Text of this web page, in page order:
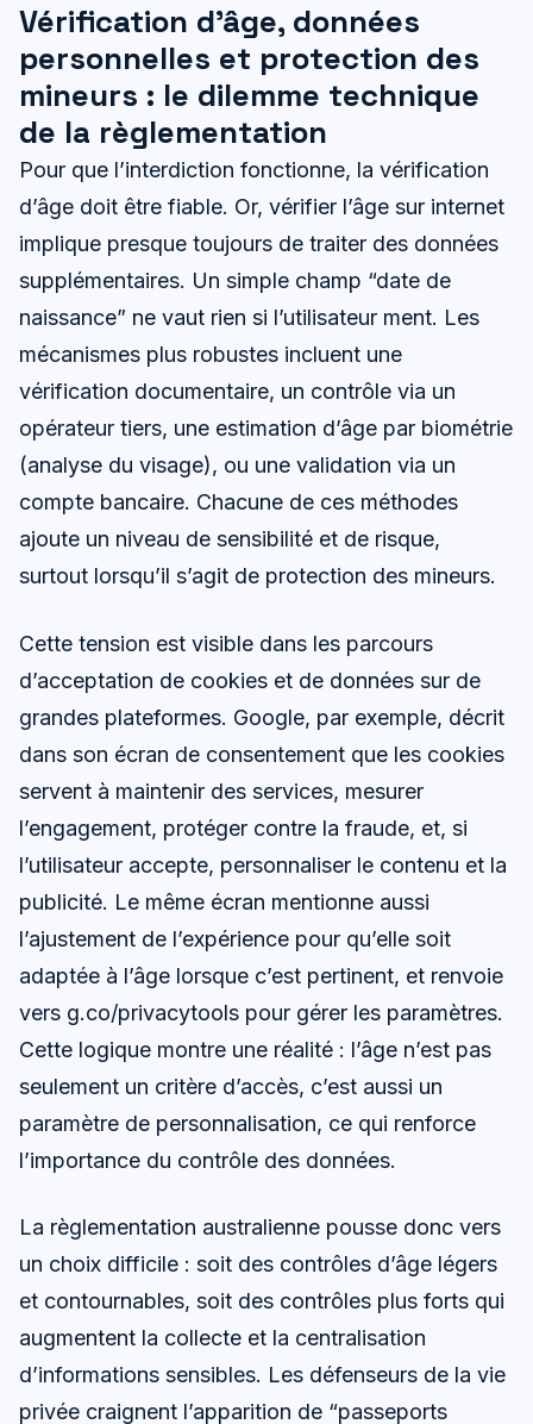
Vérification d’âge, données
personnelles et protection des
mineurs : le dilemme technique
de la règlementation
Pour que l’interdiction fonctionne, la vérification
d’âge doit être fiable. Or, vérifier l’âge sur internet
implique presque toujours de traiter des données
supplémentaires. Un simple champ “date de
naissance” ne vaut rien si l’utilisateur ment. Les
mécanismes plus robustes incluent une
vérification documentaire, un contrôle via un
opérateur tiers, une estimation d’âge par biométrie
(analyse du visage), ou une validation via un
compte bancaire. Chacune de ces méthodes
ajoute un niveau de sensibilité et de risque,
surtout lorsqu’il s’agit de protection des mineurs.
Cette tension est visible dans les parcours
d’acceptation de cookies et de données sur de
grandes plateformes. Google, par exemple, décrit
dans son écran de consentement que les cookies
servent à maintenir des services, mesurer
l’engagement, protéger contre la fraude, et, si
l’utilisateur accepte, personnaliser le contenu et la
publicité. Le même écran mentionne aussi
l’ajustement de l’expérience pour qu’elle soit
adaptée à l’âge lorsque c’est pertinent, et renvoie
vers g.co/privacytools pour gérer les paramètres.
Cette logique montre une réalité : l’âge n’est pas
seulement un critère d’accès, c’est aussi un
paramètre de personnalisation, ce qui renforce
l’importance du contrôle des données.
La règlementation australienne pousse donc vers
un choix difficile : soit des contrôles d’âge légers
et contournables, soit des contrôles plus forts qui
augmentent la collecte et la centralisation
d’informations sensibles. Les défenseurs de la vie
privée craignent l’apparition de “passeports